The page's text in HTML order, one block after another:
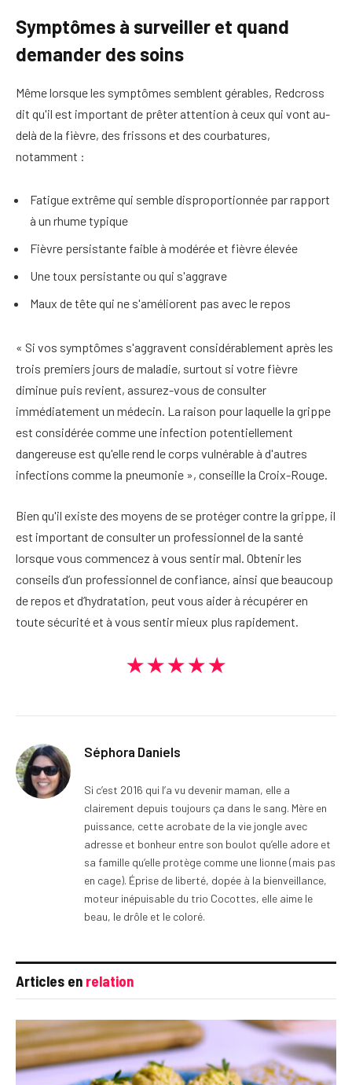
Symptômes à surveiller et quand
demander des soins
Même lorsque les symptômes semblent gérables, Redcross
dit qu'il est important de prêter attention à ceux qui vont au-
delà de la fièvre, des frissons et des courbatures,
notamment :
Fatigue extrême qui semble disproportionnée par rapport
à un rhume typique
Fièvre persistante faible à modérée et fièvre élevée
Une toux persistante ou qui s'aggrave
Maux de tête qui ne s'améliorent pas avec le repos
« Si vos symptômes s'aggravent considérablement après les
trois premiers jours de maladie, surtout si votre fièvre
diminue puis revient, assurez-vous de consulter
immédiatement un médecin. La raison pour laquelle la grippe
est considérée comme une infection potentiellement
dangereuse est qu'elle rend le corps vulnérable à d'autres
infections comme la pneumonie », conseille la Croix-Rouge.
Bien qu'il existe des moyens de se protéger contre la grippe, il
est important de consulter un professionnel de la santé
lorsque vous commencez à vous sentir mal. Obtenir les
conseils d’un professionnel de confiance, ainsi que beaucoup
de repos et d’hydratation, peut vous aider à récupérer en
toute sécurité et à vous sentir mieux plus rapidement.
★★★★★
Séphora Daniels
Si c’est 2016 qui l’a vu devenir maman, elle a
clairement depuis toujours ça dans le sang. Mère en
puissance, cette acrobate de la vie jongle avec
adresse et bonheur entre son boulot qu’elle adore et
sa famille qu’elle protège comme une lionne (mais pas
en cage). Éprise de liberté, dopée à la bienveillance,
moteur inépuisable du trio Cocottes, elle aime le
beau, le drôle et le coloré.
Articles en relation